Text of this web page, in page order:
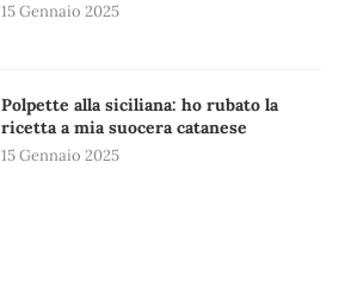
15 Gennaio 2025
Polpette alla siciliana: ho rubato la
ricetta a mia suocera catanese
15 Gennaio 2025